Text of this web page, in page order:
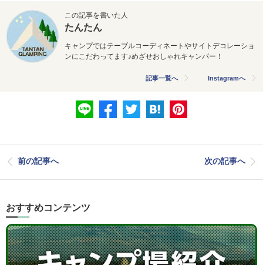
この記事を書いた人
たんたん
キャンプではテーブルコーディネートやサイトデコレーショ
ンにこだわってます♪めざせおしゃれキャンパー！
記事一覧へ Instagramへ
前の記事へ 次の記事へ
おすすめコンテンツ